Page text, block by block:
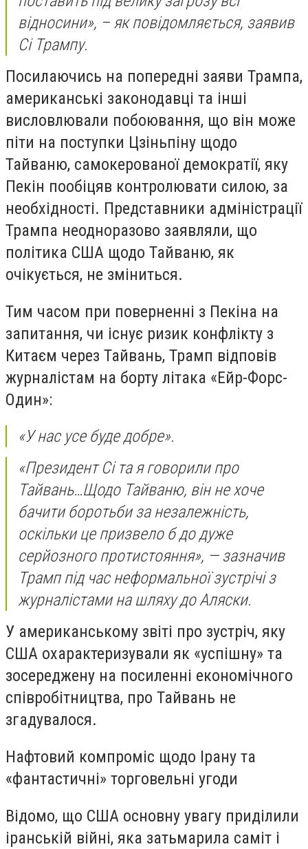
відносини», – як повідомляється, заявив
Сі Трампу.
Посилаючись на попередні заяви Трампа,
американські законодавці та інші
висловлювали побоювання, що він може
піти на поступки Цзіньпіну щодо
Тайваню, самокерованої демократії, яку
Пекін пообіцяв контролювати силою, за
необхідності. Представники адміністрації
Трампа неодноразово заявляли, що
політика США щодо Тайваню, як
очікується, не зміниться.
Тим часом при поверненні з Пекіна на
запитання, чи існує ризик конфлікту з
Китаєм через Тайвань, Трамп відповів
журналістам на борту літака «Ейр-Форс-
Один»:
«У нас усе буде добре».
«Президент Сі та я говорили про
Тайвань…Щодо Тайваню, він не хоче
бачити боротьби за незалежність,
оскільки це призвело б до дуже
серйозного протистояння», — зазначив
Трамп під час неформальної зустрічі з
журналістами на шляху до Аляски.
У американському звіті про зустріч, яку
США охарактеризували як «успішну» та
зосереджену на посиленні економічного
співробітництва, про Тайвань не
згадувалося.
Нафтовий компроміс щодо Ірану та
«фантастичні» торговельні угоди
Відомо, що США основну увагу приділили
іранській війні, яка затьмарила саміт і